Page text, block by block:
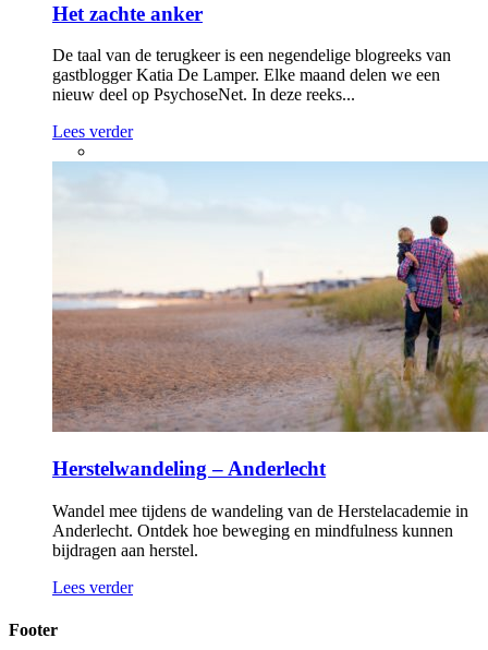
Het zachte anker
De taal van de terugkeer is een negendelige blogreeks van
gastblogger Katia De Lamper. Elke maand delen we een
nieuw deel op PsychoseNet. In deze reeks...
Lees verder
Herstelwandeling – Anderlecht
Wandel mee tijdens de wandeling van de Herstelacademie in
Anderlecht. Ontdek hoe beweging en mindfulness kunnen
bijdragen aan herstel.
Lees verder
Footer